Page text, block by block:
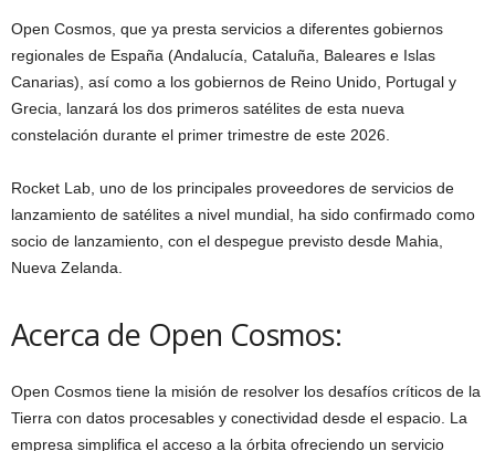
Open Cosmos, que ya presta servicios a diferentes gobiernos
regionales de España (Andalucía, Cataluña, Baleares e Islas
Canarias), así como a los gobiernos de Reino Unido, Portugal y
Grecia, lanzará los dos primeros satélites de esta nueva
constelación durante el primer trimestre de este 2026.
Rocket Lab, uno de los principales proveedores de servicios de
lanzamiento de satélites a nivel mundial, ha sido confirmado como
socio de lanzamiento, con el despegue previsto desde Mahia,
Nueva Zelanda.
Acerca de Open Cosmos:
Open Cosmos tiene la misión de resolver los desafíos críticos de la
Tierra con datos procesables y conectividad desde el espacio. La
empresa simplifica el acceso a la órbita ofreciendo un servicio